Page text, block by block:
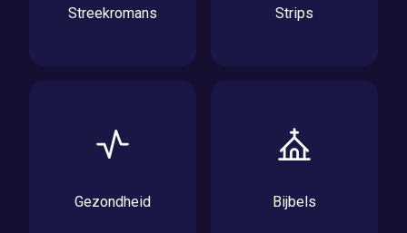
Streekromans Strips
Gezondheid Bijbels